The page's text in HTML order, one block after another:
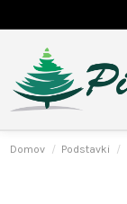
Domov Podstavki